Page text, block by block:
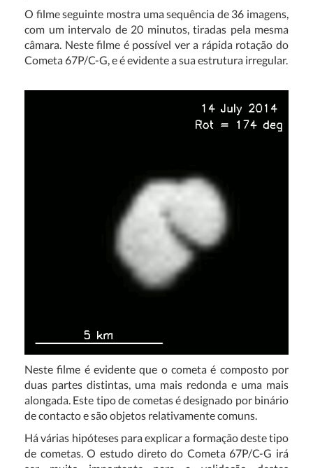
O filme seguinte mostra uma sequência de 36 imagens,
com um intervalo de 20 minutos, tiradas pela mesma
câmara. Neste filme é possível ver a rápida rotação do
Cometa 67P/C-G, e é evidente a sua estrutura irregular.
Neste filme é evidente que o cometa é composto por
duas partes distintas, uma mais redonda e uma mais
alongada. Este tipo de cometas é designado por binário
de contacto e são objetos relativamente comuns.
Há várias hipóteses para explicar a formação deste tipo
de cometas. O estudo direto do Cometa 67P/C-G irá